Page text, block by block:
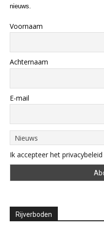
nieuws.
Voornaam
Achternaam
E-mail
Ik accepteer het privacybeleid
Rijverboden